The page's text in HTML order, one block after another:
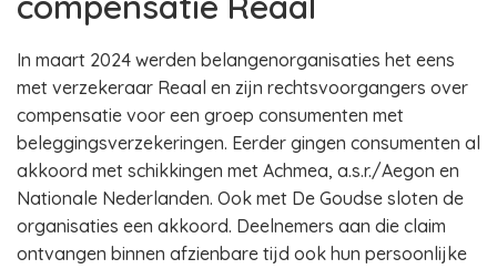
In maart 2024 werden belangenorganisaties het eens
met verzekeraar Reaal en zijn rechtsvoorgangers over
compensatie voor een groep consumenten met
beleggingsverzekeringen. Eerder gingen consumenten al
akkoord met schikkingen met Achmea, a.s.r./Aegon en
Nationale Nederlanden. Ook met De Goudse sloten de
organisaties een akkoord. Deelnemers aan die claim
ontvangen binnen afzienbare tijd ook hun persoonlijke